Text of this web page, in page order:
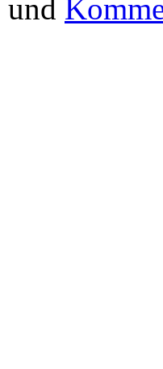
und